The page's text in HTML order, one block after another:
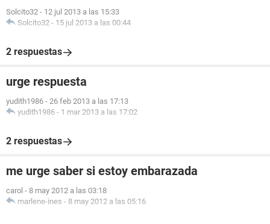
Solcito32 - 12 jul 2013 a las 15:33
Solcito32 - 15 jul 2013 a las 00:44
2 respuestas
urge respuesta
yudith1986 - 26 feb 2013 a las 17:13
yudith1986 - 1 mar 2013 a las 17:02
2 respuestas
me urge saber si estoy embarazada
carol - 8 may 2012 a las 03:18
marlene-ines - 8 may 2012 a las 05:16